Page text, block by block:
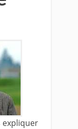
expliquer